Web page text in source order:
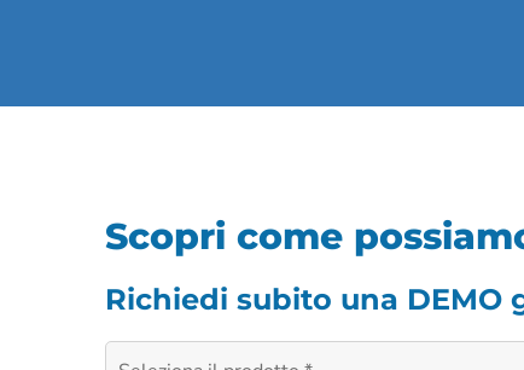
Scopri come
Richiedi subito una